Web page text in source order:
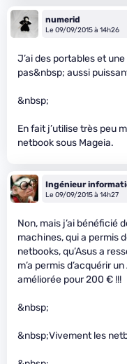
numerid
Le 09/09/2015 à 14h26
J’ai des portables et
pas&nbsp; aussi
&nbsp;
En fait j’utilise très peu
netbook sous Mageia.
Ingénieur
Le 09/09/2015 à 14h27
Non, mais j’ai bénéficié
machines, qui a permis
netbooks, qu’Asus a
m’a permis d’acquérir
améliorée pour 200 € !!!
&nbsp;
&nbsp;Vivement les